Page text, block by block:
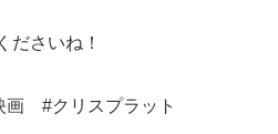
ださいね！
画 #クリスプラット